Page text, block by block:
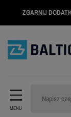
ZGARNIJ
MENU